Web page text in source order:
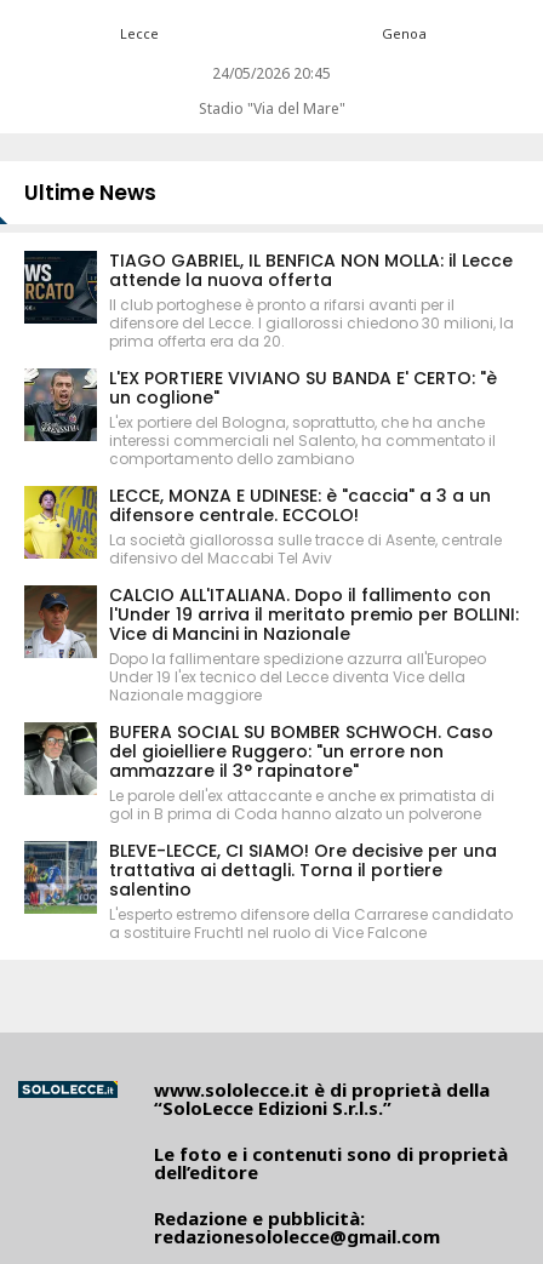
Lecce Genoa
24/05/2026 20:45
Stadio "Via del Mare"
Ultime News
TIAGO GABRIEL, IL BENFICA NON MOLLA: il Lecce
attende la nuova offerta
Il club portoghese è pronto a rifarsi avanti per il
difensore del Lecce. I giallorossi chiedono 30 milioni, la
prima offerta era da 20.
L'EX PORTIERE VIVIANO SU BANDA E' CERTO: "è
un coglione"
L'ex portiere del Bologna, soprattutto, che ha anche
interessi commerciali nel Salento, ha commentato il
comportamento dello zambiano
LECCE, MONZA E UDINESE: è "caccia" a 3 a un
difensore centrale. ECCOLO!
La società giallorossa sulle tracce di Asente, centrale
difensivo del Maccabi Tel Aviv
CALCIO ALL'ITALIANA. Dopo il fallimento con
l'Under 19 arriva il meritato premio per BOLLINI:
Vice di Mancini in Nazionale
Dopo la fallimentare spedizione azzurra all'Europeo
Under 19 l'ex tecnico del Lecce diventa Vice della
Nazionale maggiore
BUFERA SOCIAL SU BOMBER SCHWOCH. Caso
del gioielliere Ruggero: "un errore non
ammazzare il 3° rapinatore"
Le parole dell'ex attaccante e anche ex primatista di
gol in B prima di Coda hanno alzato un polverone
BLEVE-LECCE, CI SIAMO! Ore decisive per una
trattativa ai dettagli. Torna il portiere
salentino
L'esperto estremo difensore della Carrarese candidato
a sostituire Fruchtl nel ruolo di Vice Falcone
www.sololecce.it è di proprietà della
“SoloLecce Edizioni S.r.l.s.”
Le foto e i contenuti sono di proprietà
dell’editore
Redazione e pubblicità:
redazionesololecce@gmail.com